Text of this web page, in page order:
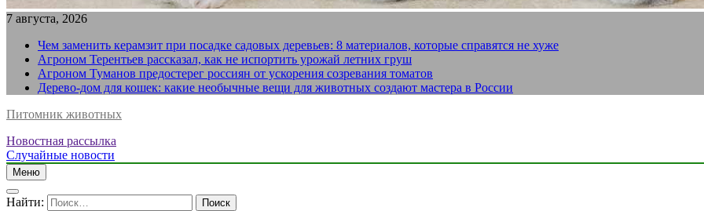
7 августа, 2026
Чем заменить керамзит при посадке садовых деревьев: 8 материалов, которые справятся не хуже
Агроном Терентьев рассказал, как не испортить урожай летних груш
Агроном Туманов предостерег россиян от ускорения созревания томатов
Дерево-дом для кошек: какие необычные вещи для животных создают мастера в России
Питомник животных
Новостная рассылка
Случайные новости
Меню
Найти: